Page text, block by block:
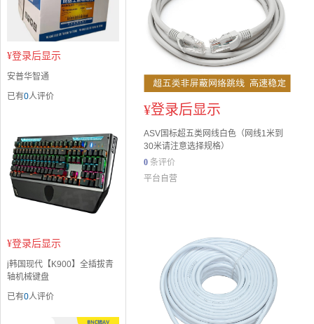
¥登录后显示
安普华智通
已有0人评价
¥登录后显示
j韩国现代【K900】全插拔青
轴机械键盘
已有0人评价
¥登录后显示
ASV国标超五类网线白色（网线1米到
30米请注意选择规格）
0 条评价
平台自营